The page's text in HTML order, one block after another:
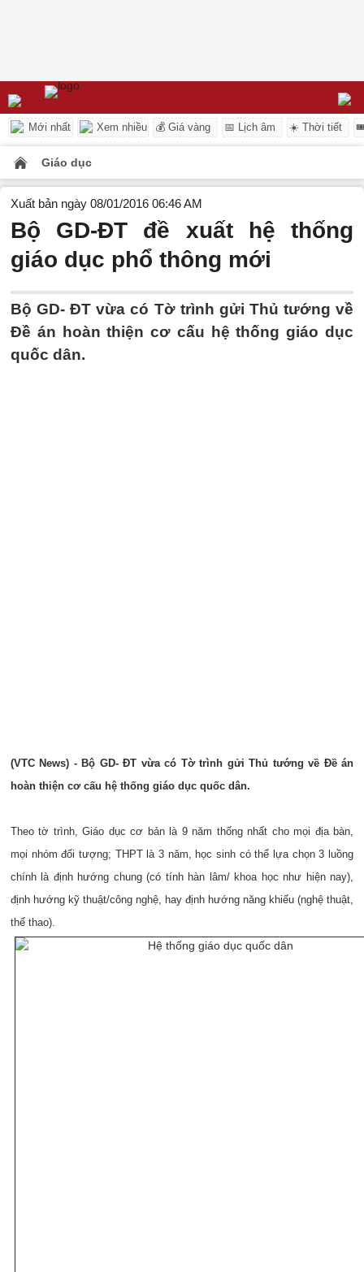
Mới nhất Xem nhiều 💰 Giá vàng 📅 Lịch âm ☀️ Thời tiết
Giáo dục
Xuất bản ngày 08/01/2016 06:46 AM
Bộ GD-ĐT đề xuất hệ thống
giáo dục phổ thông mới
Bộ GD- ĐT vừa có Tờ trình gửi Thủ tướng về
Đề án hoàn thiện cơ cấu hệ thống giáo dục
quốc dân.
(VTC News) - Bộ GD- ĐT vừa có Tờ trình gửi Thủ tướng về Đề án
hoàn thiện cơ cấu hệ thống giáo dục quốc dân.
Theo tờ trình, Giáo dục cơ bản là 9 năm thống nhất cho mọi địa bàn,
mọi nhóm đối tượng; THPT là 3 năm, học sinh có thể lựa chọn 3 luồng
chính là định hướng chung (có tính hàn lâm/ khoa học như hiện nay),
định hướng kỹ thuật/công nghệ, hay định hướng năng khiếu (nghệ thuật,
thể thao).